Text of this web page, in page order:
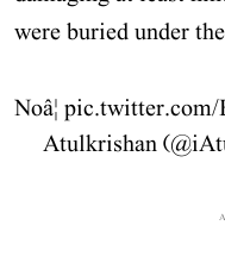
were buried under
Noâ¦ pic.twitter.com/